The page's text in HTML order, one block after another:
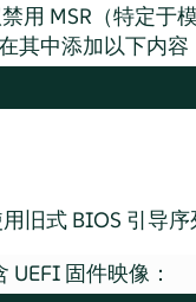
用 MSR（特定于
其中添加以下内容
旧式 BIOS 引导序
固件映像：